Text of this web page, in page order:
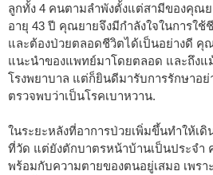
ลูกทั้ง 4 คนตามลำพังตั้งแต่สามีของคุณ
อายุ 43 ปี คุณยายจึงมีกำลังใจในการใ
และต้องป่วยตลอดชีวิตได้เป็นอย่างดี
แนะนำของแพทย์มาโดยตลอด และถึงแ
โรงพยาบาล แต่ก็ยินดีมารับการรักษาอย่
ตรวจพบว่าเป็นโรคเบาหวาน.
ในระยะหลังที่อาการป่วยเพิ่มขึ้นทำให้เ
ที่วัด แต่ยังตักบาตรหน้าบ้านเป็นประจำ
พร้อมกับความตายของตนอยู่เสมอ เพรา